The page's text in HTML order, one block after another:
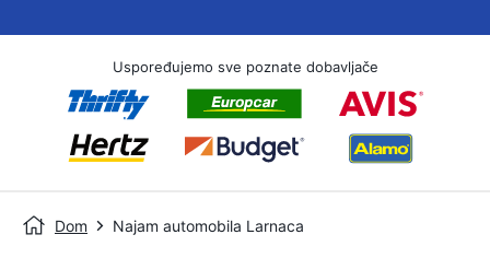
Uspoređujemo sve poznate dobavljače
Dom Najam automobila Larnaca